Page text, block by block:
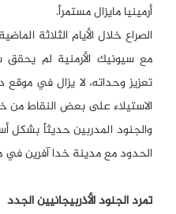
أرمينيا مايزال مستمراً.
الصراع خلال الأيام الثلاثة
مع سيونيك الأرمنية لم
تعزيز وحداته، لا يزال في
الاستيلاء على بعض النقاط من
والجنود المدربين حديثاً
الحدود مع مدينة خدا آفرين في
تمرد الجنود الأذربيجانيين الجدد